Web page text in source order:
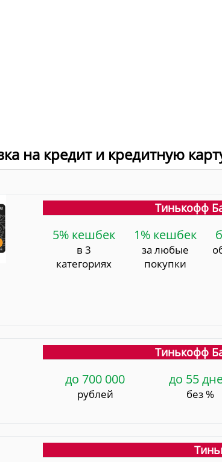
на кредит и кредитную
Тинькофф
5% кешбек
в 3
категориях
1% кешбек
за любые
покупки
Тинькофф
до 700 000
рублей
до 55
без %